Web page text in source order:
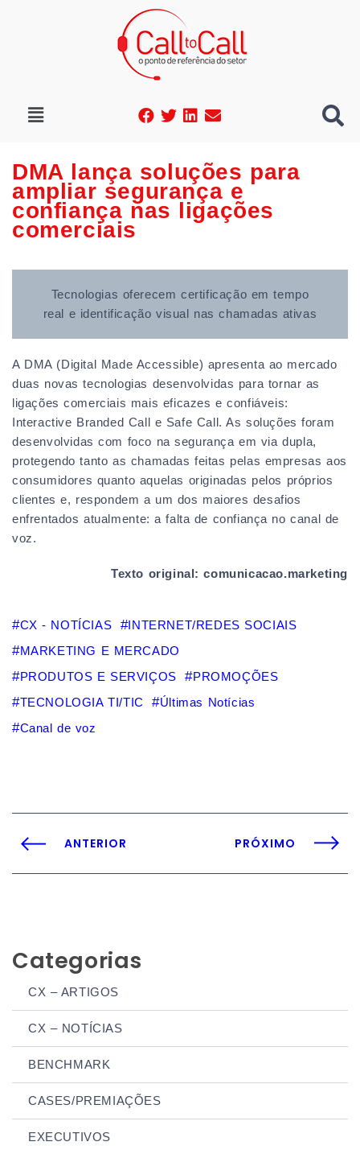
Categorias
CX – ARTIGOS
CX – NOTÍCIAS
BENCHMARK
CASES/PREMIAÇÕES
EXECUTIVOS
DMA lança soluções para
ampliar segurança e
confiança nas ligações
comerciais
Tecnologias oferecem certificação em tempo
real e identificação visual nas chamadas ativas
A DMA (Digital Made Accessible) apresenta ao mercado
duas novas tecnologias desenvolvidas para tornar as
ligações comerciais mais eficazes e confiáveis:
Interactive Branded Call e Safe Call. As soluções foram
desenvolvidas com foco na segurança em via dupla,
protegendo tanto as chamadas feitas pelas empresas aos
consumidores quanto aquelas originadas pelos próprios
clientes e, respondem a um dos maiores desafios
enfrentados atualmente: a falta de confiança no canal de
voz.
Texto original: comunicacao.marketing
CX - NOTÍCIAS
INTERNET/REDES SOCIAIS
MARKETING E MERCADO
PRODUTOS E SERVIÇOS
PROMOÇÕES
TECNOLOGIA TI/TIC
Últimas Notícias
Canal de voz
ANTERIOR PRÓXIMO